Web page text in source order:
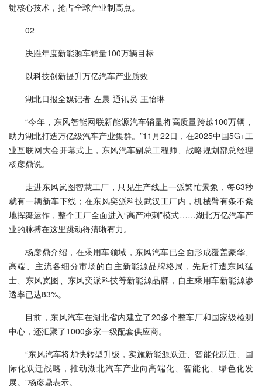
键核心技术，抢占全球产业制高点。
02
决胜年度新能源车销量100万辆目标
以科技创新提升万亿汽车产业质效
湖北日报全媒记者 左晨 通讯员 王怡琳
“今年，东风智能网联新能源汽车销量将高质量跨越100万辆，
助力湖北打造万亿级汽车产业集群。”11月22日，在2025中国5G+工
业互联网大会开幕式上，东风汽车副总工程师、战略规划部总经理
杨彦鼎说。
走进东风岚图智慧工厂，只见生产线上一派繁忙景象，每63秒
就有一辆新车下线；在东风奕派科技武汉工厂内，机械臂有条不紊
地挥舞运作，整个工厂全面进入“高产冲刺”模式……湖北万亿汽车产
业的脉搏在这里跳动得清晰有力。
杨彦鼎介绍，在乘用车领域，东风汽车已全面形成覆盖豪华、
高端、主流各细分市场的自主新能源品牌格局，先后打造东风猛
士、东风岚图、东风奕派科技等新能源品牌，自主乘用车新能源渗
透率已达83%。
目前，东风汽车在湖北省内建立了20多个整车厂和国家级检测
中心，还汇聚了1000多家一级配套供应商。
“东风汽车将加快转型升级，实施新能源跃迁、智能化跃迁、国
际化跃迁战略，推动湖北汽车产业向高端化、智能化、绿色化发
展。”杨彦鼎表示。